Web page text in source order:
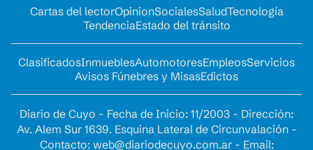
Cartas del lectorOpinionSocialesSaludTecnología
TendenciaEstado del tránsito
ClasificadosInmueblesAutomotoresEmpleosServicios
Avisos Fúnebres y MisasEdictos
Diario de Cuyo - Fecha de Inicio: 11/2003 - Dirección:
Av. Alem Sur 1639. Esquina Lateral de Circunvalación -
Contacto: web@diariodecuyo.com.ar- Email: